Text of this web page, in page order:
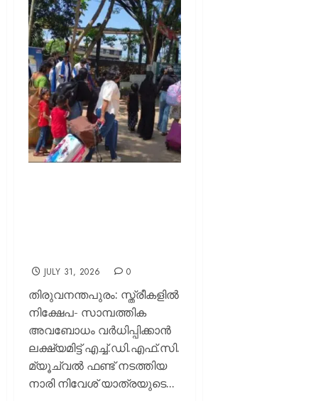
JULY 31, 2026 0
തിരുവനന്തപുരം: സ്ത്രീകളിൽ
നിക്ഷേപ- സാമ്പത്തിക
അവബോധം വർധിപ്പിക്കാൻ
ലക്ഷ്യമിട്ട് എച്ച്.ഡി.എഫ്.സി.
മ്യൂച്വൽ ഫണ്ട് നടത്തിയ
നാരി നിവേശ് യാത്രയുടെ...